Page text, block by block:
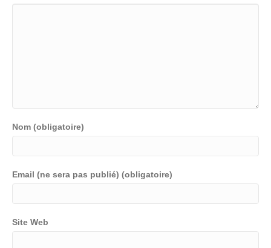
Nom (obligatoire)
Email (ne sera pas publié) (obligatoire)
Site Web